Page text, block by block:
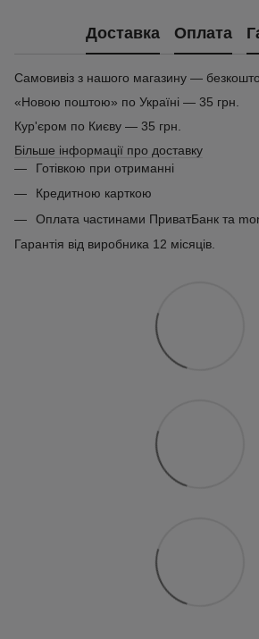
Доставка Оплата
Самовивіз з нашого магазину —
«Новою поштою» по Україні — 35 грн.
Кур'єром по Києву — 35 грн.
Більше інформації про доставку
Готівкою при отриманні
Кредитною карткою
Оплата частинами ПриватБанк та
Гарантія від виробника 12 місяців.